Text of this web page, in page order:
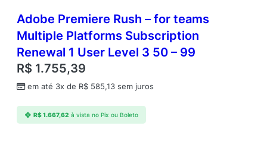
Adobe Premiere Rush – for teams
Multiple Platforms Subscription
Renewal 1 User Level 3 50 – 99
R$ 1.755,39
em até 3x de R$ 585,13 sem juros
R$1.667,62 à vista no Pix ou Boleto